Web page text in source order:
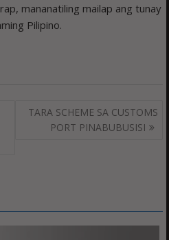
mananatiling mailap ang tunay
Pilipino.
TARA SCHEME SA CUSTOMS
PORT PINABUBUSISI